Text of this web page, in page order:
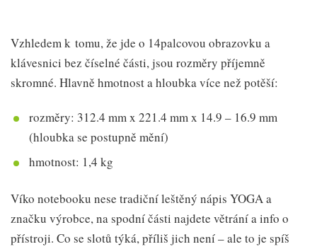
Vzhledem k tomu, že jde o 14palcovou obrazovku a
klávesnici bez číselné části, jsou rozměry příjemně
skromné. Hlavně hmotnost a hloubka více než potěší:
rozměry: 312.4 mm x 221.4 mm x 14.9 – 16.9 mm
(hloubka se postupně mění)
hmotnost: 1,4 kg
Víko notebooku nese tradiční leštěný nápis YOGA a
značku výrobce, na spodní části najdete větrání a info o
přístroji. Co se slotů týká, příliš jich není – ale to je spíš